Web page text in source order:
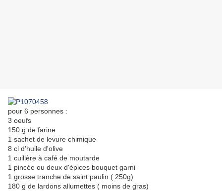
pour 6 personnes :
3 oeufs
150 g de farine
1 sachet de levure chimique
8 cl d'huile d'olive
1 cuillère à café de moutarde
1 pincée ou deux d'épices bouquet garni
1 grosse tranche de saint paulin ( 250g)
180 g de lardons allumettes ( moins de gras)